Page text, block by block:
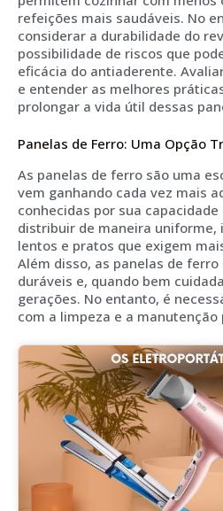
refeições mais saudáveis. No
considerar a durabilidade do
possibilidade de riscos que
eficácia do antiaderente.
e entender as melhores
prolongar a vida útil dessas
Panelas de Ferro: Uma Opção
As panelas de ferro são uma
vem ganhando cada vez mais
conhecidas por sua
distribuir de maneira uniforme,
lentos e pratos que exigem
Além disso, as panelas de
duráveis e, quando bem
gerações. No entanto, é
com a limpeza e a